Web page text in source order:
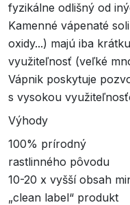
fyzikálne odlišný od
Kamenné vápenaté
oxidy...) majú iba
využiteľnosť (veľké
Vápnik poskytuje
s vysokou
Výhody
100% prírodný
rastlinného pôvodu
10-20 x vyšší obsah
„clean label“ produkt